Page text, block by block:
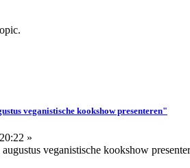
veganistische kookshow presenteren"
»
veganistische kookshow